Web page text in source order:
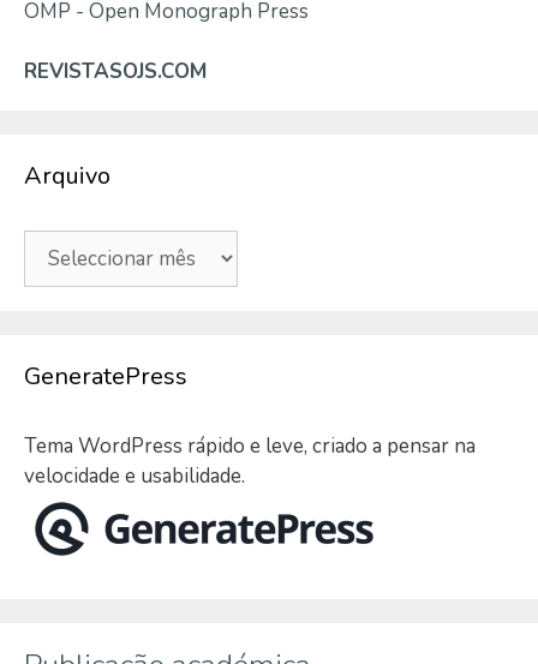
OMP - Open Monograph Press
REVISTASOJS.COM
Arquivo
Arquivo
GeneratePress
Tema WordPress rápido e leve, criado a pensar na
velocidade e usabilidade.